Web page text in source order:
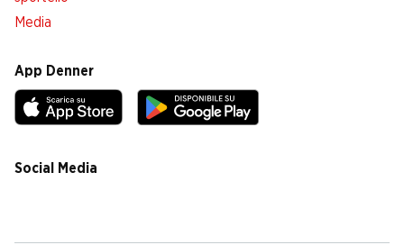
Media
App Denner
Social Media